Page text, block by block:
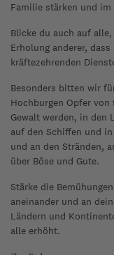
Familie stärken und
Blicke du auch auf
Erholung anderer,
kräftezehrenden
Besonders bitten wir
Hochburgen Opfer
Gewalt werden, in den
auf den Schiffen und
und an den Stränden,
über Böse und Gute.
Stärke die
aneinander und an
Ländern und
alle erhöht.